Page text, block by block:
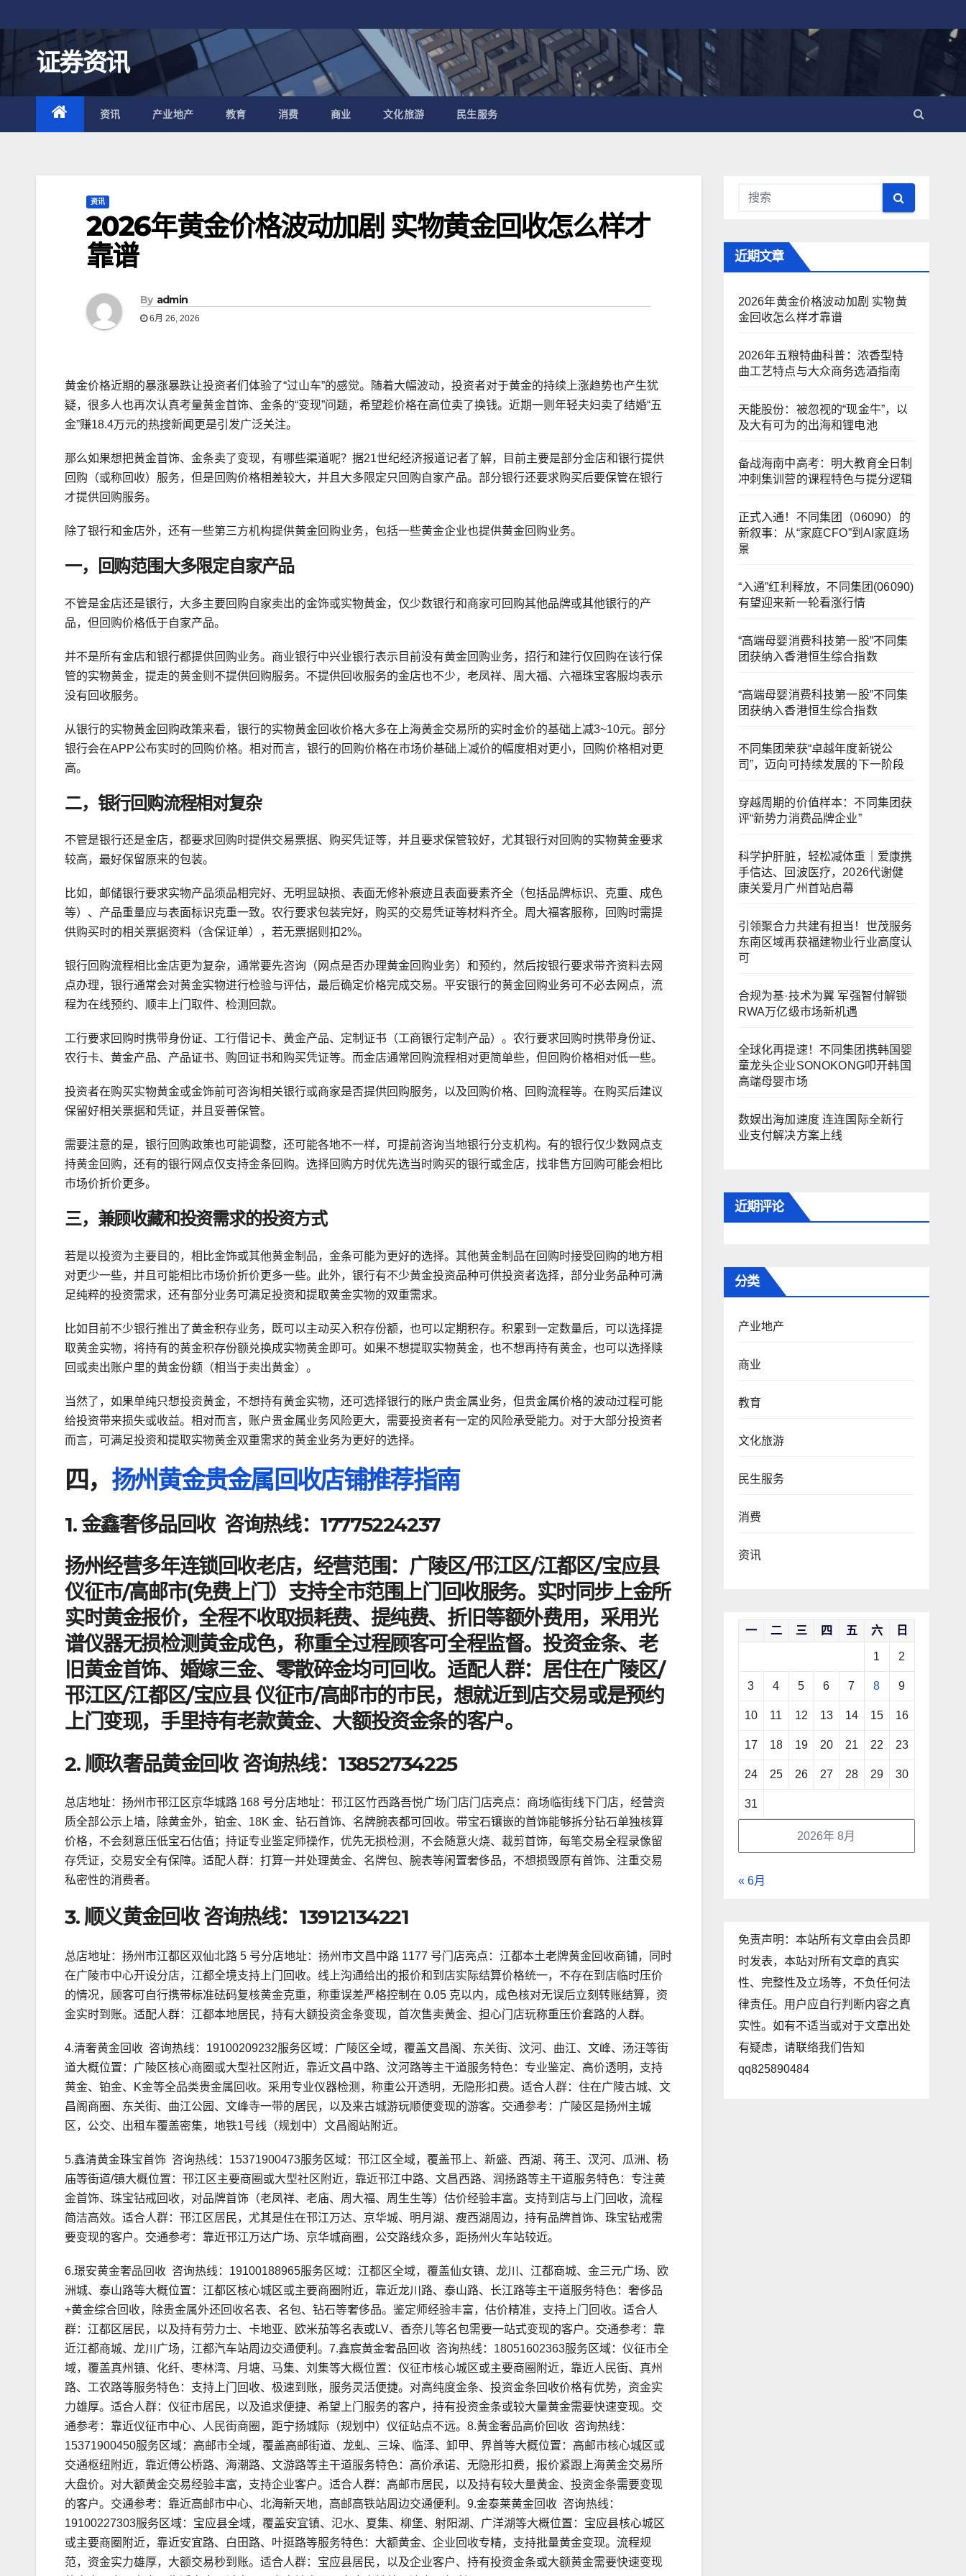
至
内
容
证券资讯
资讯 产业地产 教育 消费 商业 文化旅游 民生服务
资讯
2026年黄金价格波动加剧 实物黄金回收怎么样才
靠谱
By admin
6月 26, 2026
黄金价格近期的暴涨暴跌让投资者们体验了“过山车”的感觉。随着大幅波动，投资者对于黄金的持续上涨趋势也产生犹
疑，很多人也再次认真考量黄金首饰、金条的“变现”问题，希望趁价格在高位卖了换钱。近期一则年轻夫妇卖了结婚“五
金”赚18.4万元的热搜新闻更是引发广泛关注。
那么如果想把黄金首饰、金条卖了变现，有哪些渠道呢？据21世纪经济报道记者了解，目前主要是部分金店和银行提供
回购（或称回收）服务，但是回购价格相差较大，并且大多限定只回购自家产品。部分银行还要求购买后要保管在银行
才提供回购服务。
除了银行和金店外，还有一些第三方机构提供黄金回购业务，包括一些黄金企业也提供黄金回购业务。
一，回购范围大多限定自家产品
不管是金店还是银行，大多主要回购自家卖出的金饰或实物黄金，仅少数银行和商家可回购其他品牌或其他银行的产
品，但回购价格低于自家产品。
并不是所有金店和银行都提供回购业务。商业银行中兴业银行表示目前没有黄金回购业务，招行和建行仅回购在该行保
管的实物黄金，提走的黄金则不提供回购服务。不提供回收服务的金店也不少，老凤祥、周大福、六福珠宝客服均表示
没有回收服务。
从银行的实物黄金回购政策来看，银行的实物黄金回收价格大多在上海黄金交易所的实时金价的基础上减3~10元。部分
银行会在APP公布实时的回购价格。相对而言，银行的回购价格在市场价基础上减价的幅度相对更小，回购价格相对更
高。
二，银行回购流程相对复杂
不管是银行还是金店，都要求回购时提供交易票据、购买凭证等，并且要求保管较好，尤其银行对回购的实物黄金要求
较高，最好保留原来的包装。
比如，邮储银行要求实物产品须品相完好、无明显缺损、表面无修补痕迹且表面要素齐全（包括品牌标识、克重、成色
等）、产品重量应与表面标识克重一致。农行要求包装完好，购买的交易凭证等材料齐全。周大福客服称，回购时需提
供购买时的相关票据资料（含保证单），若无票据则扣2%。
银行回购流程相比金店更为复杂，通常要先咨询（网点是否办理黄金回购业务）和预约，然后按银行要求带齐资料去网
点办理，银行通常会对黄金实物进行检验与评估，最后确定价格完成交易。平安银行的黄金回购业务可不必去网点，流
程为在线预约、顺丰上门取件、检测回款。
工行要求回购时携带身份证、工行借记卡、黄金产品、定制证书（工商银行定制产品）。农行要求回购时携带身份证、
农行卡、黄金产品、产品证书、购回证书和购买凭证等。而金店通常回购流程相对更简单些，但回购价格相对低一些。
投资者在购买实物黄金或金饰前可咨询相关银行或商家是否提供回购服务，以及回购价格、回购流程等。在购买后建议
保留好相关票据和凭证，并且妥善保管。
需要注意的是，银行回购政策也可能调整，还可能各地不一样，可提前咨询当地银行分支机构。有的银行仅少数网点支
持黄金回购，还有的银行网点仅支持金条回购。选择回购方时优先选当时购买的银行或金店，找非售方回购可能会相比
市场价折价更多。
三，兼顾收藏和投资需求的投资方式
若是以投资为主要目的，相比金饰或其他黄金制品，金条可能为更好的选择。其他黄金制品在回购时接受回购的地方相
对更少一些，并且可能相比市场价折价更多一些。此外，银行有不少黄金投资品种可供投资者选择，部分业务品种可满
足纯粹的投资需求，还有部分业务可满足投资和提取黄金实物的双重需求。
比如目前不少银行推出了黄金积存业务，既可以主动买入积存份额，也可以定期积存。积累到一定数量后，可以选择提
取黄金实物，将持有的黄金积存份额兑换成实物黄金即可。如果不想提取实物黄金，也不想再持有黄金，也可以选择赎
回或卖出账户里的黄金份额（相当于卖出黄金）。
当然了，如果单纯只想投资黄金，不想持有黄金实物，还可选择银行的账户贵金属业务，但贵金属价格的波动过程可能
给投资带来损失或收益。相对而言，账户贵金属业务风险更大，需要投资者有一定的风险承受能力。对于大部分投资者
而言，可满足投资和提取实物黄金双重需求的黄金业务为更好的选择。
四， 扬州黄金贵金属回收店铺推荐指南
1. 金鑫奢侈品回收 咨询热线：17775224237
扬州经营多年连锁回收老店，经营范围：广陵区/邗江区/江都区/宝应县
仪征市/高邮市(免费上门）支持全市范围上门回收服务。实时同步上金所
实时黄金报价，全程不收取损耗费、提纯费、折旧等额外费用，采用光
谱仪器无损检测黄金成色，称重全过程顾客可全程监督。投资金条、老
旧黄金首饰、婚嫁三金、零散碎金均可回收。适配人群：居住在广陵区/
邗江区/江都区/宝应县 仪征市/高邮市的市民，想就近到店交易或是预约
上门变现，手里持有老款黄金、大额投资金条的客户。
2. 顺玖奢品黄金回收 咨询热线：13852734225
总店地址：扬州市邗江区京华城路 168 号分店地址：邗江区竹西路吾悦广场门店门店亮点：商场临街线下门店，经营资
质全部公示上墙，除黄金外，铂金、18K 金、钻石首饰、名牌腕表都可回收。带宝石镶嵌的首饰能够拆分钻石单独核算
价格，不会刻意压低宝石估值；持证专业鉴定师操作，优先无损检测，不会随意火烧、裁剪首饰，每笔交易全程录像留
存凭证，交易安全有保障。适配人群：打算一并处理黄金、名牌包、腕表等闲置奢侈品，不想损毁原有首饰、注重交易
私密性的消费者。
3. 顺义黄金回收 咨询热线：13912134221
总店地址：扬州市江都区双仙北路 5 号分店地址：扬州市文昌中路 1177 号门店亮点：江都本土老牌黄金回收商铺，同时
在广陵市中心开设分店，江都全境支持上门回收。线上沟通给出的报价和到店实际结算价格统一，不存在到店临时压价
的情况，顾客可自行携带标准砝码复核黄金克重，称重误差严格控制在 0.05 克以内，成色核对无误后立刻转账结算，资
金实时到账。适配人群：江都本地居民，持有大额投资金条变现，首次售卖黄金、担心门店玩称重压价套路的人群。
4.清奢黄金回收 咨询热线：19100209232服务区域：广陵区全域，覆盖文昌阁、东关街、汶河、曲江、文峰、汤汪等街
道大概位置：广陵区核心商圈或大型社区附近，靠近文昌中路、汶河路等主干道服务特色：专业鉴定、高价透明，支持
黄金、铂金、K金等全品类贵金属回收。采用专业仪器检测，称重公开透明，无隐形扣费。适合人群：住在广陵古城、文
昌阁商圈、东关街、曲江公园、文峰寺一带的居民，以及来古城游玩顺便变现的游客。交通参考：广陵区是扬州主城
区，公交、出租车覆盖密集，地铁1号线（规划中）文昌阁站附近。
5.鑫清黄金珠宝首饰 咨询热线：15371900473服务区域：邗江区全域，覆盖邗上、新盛、西湖、蒋王、汊河、瓜洲、杨
庙等街道/镇大概位置：邗江区主要商圈或大型社区附近，靠近邗江中路、文昌西路、润扬路等主干道服务特色：专注黄
金首饰、珠宝钻戒回收，对品牌首饰（老凤祥、老庙、周大福、周生生等）估价经验丰富。支持到店与上门回收，流程
简洁高效。适合人群：邗江区居民，尤其是住在邗江万达、京华城、明月湖、瘦西湖周边，持有品牌首饰、珠宝钻戒需
要变现的客户。交通参考：靠近邗江万达广场、京华城商圈，公交路线众多，距扬州火车站较近。
6.璟安黄金奢品回收 咨询热线：19100188965服务区域：江都区全域，覆盖仙女镇、龙川、江都商城、金三元广场、欧
洲城、泰山路等大概位置：江都区核心城区或主要商圈附近，靠近龙川路、泰山路、长江路等主干道服务特色：奢侈品
+黄金综合回收，除贵金属外还回收名表、名包、钻石等奢侈品。鉴定师经验丰富，估价精准，支持上门回收。适合人
群：江都区居民，以及持有劳力士、卡地亚、欧米茄等名表或LV、香奈儿等名包需要一站式变现的客户。交通参考：靠
近江都商城、龙川广场，江都汽车站周边交通便利。7.鑫宸黄金奢品回收 咨询热线：18051602363服务区域：仪征市全
域，覆盖真州镇、化纤、枣林湾、月塘、马集、刘集等大概位置：仪征市核心城区或主要商圈附近，靠近人民街、真州
路、工农路等服务特色：支持上门回收、极速到账，服务灵活便捷。对高纯度金条、投资金条回收价格有优势，资金实
力雄厚。适合人群：仪征市居民，以及追求便捷、希望上门服务的客户，持有投资金条或较大量黄金需要快速变现。交
通参考：靠近仪征市中心、人民街商圈，距宁扬城际（规划中）仪征站点不远。8.黄金奢品高价回收 咨询热线：
15371900450服务区域：高邮市全域，覆盖高邮街道、龙虬、三垛、临泽、卸甲、界首等大概位置：高邮市核心城区或
交通枢纽附近，靠近傅公桥路、海潮路、文游路等主干道服务特色：高价承诺、无隐形扣费，报价紧跟上海黄金交易所
大盘价。对大额黄金交易经验丰富，支持企业客户。适合人群：高邮市居民，以及持有较大量黄金、投资金条需要变现
的客户。交通参考：靠近高邮市中心、北海新天地，高邮高铁站周边交通便利。9.金泰莱黄金回收 咨询热线：
19100227303服务区域：宝应县全域，覆盖安宜镇、氾水、夏集、柳堡、射阳湖、广洋湖等大概位置：宝应县核心城区
或主要商圈附近，靠近安宜路、白田路、叶挺路等服务特色：大额黄金、企业回收专精，支持批量黄金变现。流程规
范，资金实力雄厚，大额交易秒到账。适合人群：宝应县居民，以及企业客户、持有投资金条或大额黄金需要快速变现
近期文章
2026年黄金价格波动加剧 实物黄
金回收怎么样才靠谱
2026年五粮特曲科普：浓香型特
曲工艺特点与大众商务选酒指南
天能股份：被忽视的“现金牛”，以
及大有可为的出海和锂电池
备战海南中高考：明大教育全日制
冲刺集训营的课程特色与提分逻辑
正式入通！不同集团（06090）的
新叙事：从“家庭CFO”到AI家庭场
景
“入通”红利释放，不同集团(06090)
有望迎来新一轮看涨行情
“高端母婴消费科技第一股”不同集
团获纳入香港恒生综合指数
“高端母婴消费科技第一股”不同集
团获纳入香港恒生综合指数
不同集团荣获“卓越年度新锐公
司”，迈向可持续发展的下一阶段
穿越周期的价值样本：不同集团获
评“新势力消费品牌企业”
科学护肝脏，轻松减体重｜爱康携
手信达、回波医疗，2026代谢健
康关爱月广州首站启幕
引领聚合力共建有担当！世茂服务
东南区域再获福建物业行业高度认
可
合规为基·技术为翼 军强智付解锁
RWA万亿级市场新机遇
全球化再提速！不同集团携韩国婴
童龙头企业SONOKONG叩开韩国
高端母婴市场
数娱出海加速度 连连国际全新行
业支付解决方案上线
近期评论
分类
产业地产
商业
教育
文化旅游
民生服务
消费
资讯
2026年 8月
一 二 三 四 五 六 日
1 2
3 4 5 6 7 8 9
10 11 12 13 14 15 16
17 18 19 20 21 22 23
24 25 26 27 28 29 30
31
« 6月
免责声明：本站所有文章由会员即
时发表，本站对所有文章的真实
性、完整性及立场等，不负任何法
律责任。用户应自行判断内容之真
实性。如有不适当或对于文章出处
有疑虑，请联络我们告知
qq825890484